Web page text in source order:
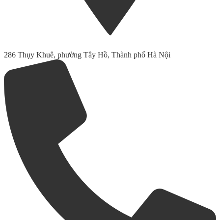
286 Thụy Khuê, phường Tây Hồ, Thành phố Hà Nội